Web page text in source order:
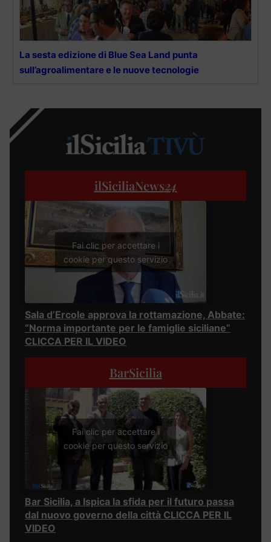
La sesta edizione di Blue Sea Land punta
sull’agroalimentare e le nuove tecnologie
ilSiciliaNews24
Fai clic per accettare i
cookie per questo servizio
Sala d’Ercole approva la rottamazione, Abbate:
“Norma importante per le famiglie siciliane”
CLICCA PER IL VIDEO
BarSicilia
Fai clic per accettare i
cookie per questo servizio
Bar Sicilia, a Ispica la sfida per il futuro passa
dal nuovo governo della città CLICCA PER IL
VIDEO